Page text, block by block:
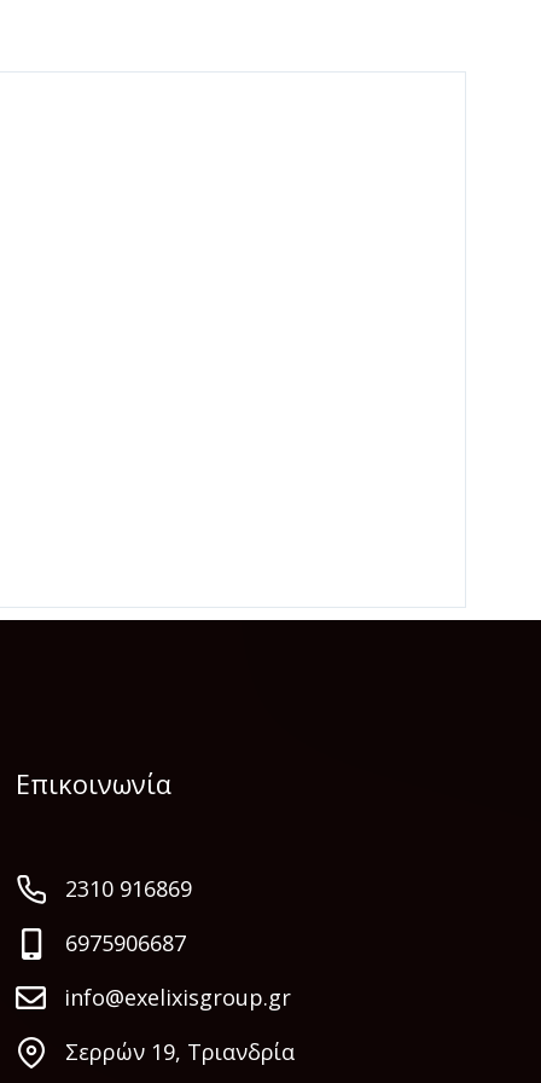
Επικοινωνία
2310 916869
6975906687
info@exelixisgroup.gr
Σερρών 19, Τριανδρία